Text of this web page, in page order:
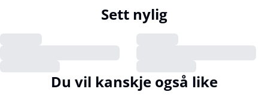
Sett nylig
Du vil kanskje også like